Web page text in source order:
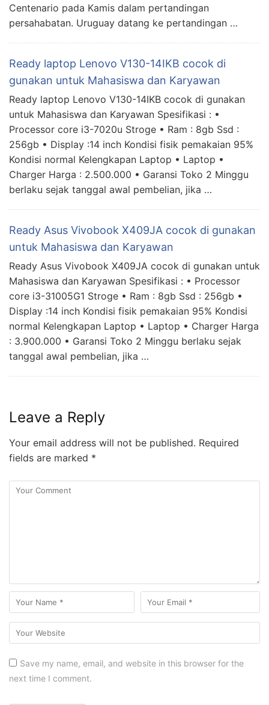
Centenario pada Kamis dalam pertandingan
persahabatan. Uruguay datang ke pertandingan …
Ready laptop Lenovo V130-14IKB cocok di
gunakan untuk Mahasiswa dan Karyawan
Ready laptop Lenovo V130-14IKB cocok di gunakan
untuk Mahasiswa dan Karyawan Spesifikasi : •
Processor core i3-7020u Stroge • Ram : 8gb Ssd :
256gb • Display :14 inch Kondisi fisik pemakaian 95%
Kondisi normal Kelengkapan Laptop • Laptop •
Charger Harga : 2.500.000 • Garansi Toko 2 Minggu
berlaku sejak tanggal awal pembelian, jika …
Ready Asus Vivobook X409JA cocok di gunakan
untuk Mahasiswa dan Karyawan
Ready Asus Vivobook X409JA cocok di gunakan untuk
Mahasiswa dan Karyawan Spesifikasi : • Processor
core i3-31005G1 Stroge • Ram : 8gb Ssd : 256gb •
Display :14 inch Kondisi fisik pemakaian 95% Kondisi
normal Kelengkapan Laptop • Laptop • Charger Harga
: 3.900.000 • Garansi Toko 2 Minggu berlaku sejak
tanggal awal pembelian, jika …
Leave a Reply
Your email address will not be published. Required
fields are marked *
Save my name, email, and website in this browser for the
next time I comment.